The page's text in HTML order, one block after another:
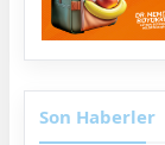
Son Haberler